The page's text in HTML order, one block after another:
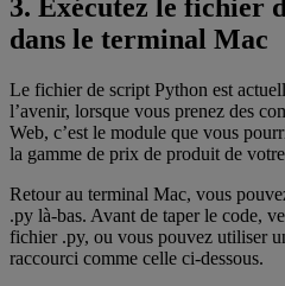
3. Exécutez le fichier
dans le terminal Mac
Le fichier de script Python est
l’avenir, lorsque vous prenez des
Web, c’est le module que vous
la gamme de prix de produit de
Retour au terminal Mac, vous
.py là-bas. Avant de taper le code,
fichier .py, ou vous pouvez utiliser
raccourci comme celle ci-dessous.